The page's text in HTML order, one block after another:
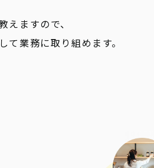
えますので、
て業務に取り組めます。